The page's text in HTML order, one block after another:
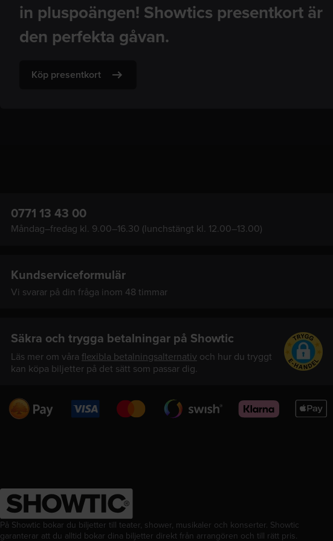
in pluspoängen! Showtics presentkort är
den perfekta gåvan.
Köp presentkort
0771 13 43 00
Måndag–fredag kl. 9.00–16.30 (lunchstängt kl. 12.00–13.00)
Kundserviceformulär
Vi svarar på din fråga inom 48 timmar
Säkra och trygga betalningar på Showtic
Läs mer om våra flexibla betalningsalternativ och hur du tryggt
kan köpa biljetter på det sätt som passar dig.
Swedbank
Pay
Visa Mastercard Swish Klarna
Apple
Pay
På Showtic bokar du biljetter till teater, shower, musikaler och konserter. Showtic
garanterar att du alltid bokar dina biljetter direkt från arrangören och till rätt pris.